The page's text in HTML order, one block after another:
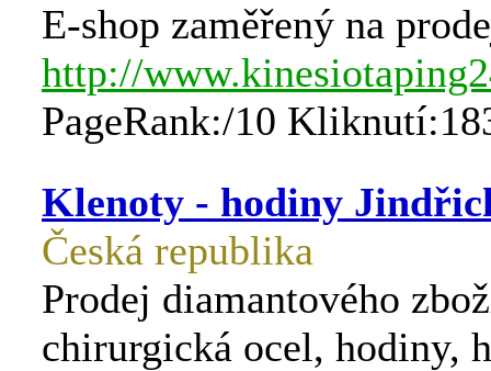
E-shop zaměřený na
http://
PageRank:/10
Klenoty - hodiny
Česká republika
Prodej diamantového
chirurgická ocel, hodiny,